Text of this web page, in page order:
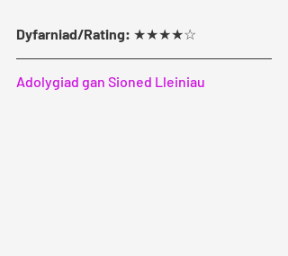
Dyfarniad/Rating: ★★★★☆
Adolygiad gan Sioned Lleiniau